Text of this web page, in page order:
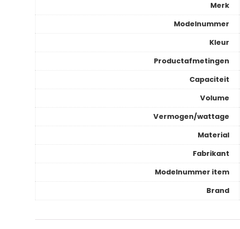
Merk
Modelnummer
Kleur
Productafmetingen
Capaciteit
Volume
Vermogen/wattage
Material
Fabrikant
Modelnummer item
Brand